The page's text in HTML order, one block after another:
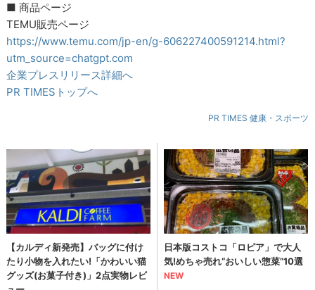
■ 商品ページ
TEMU販売ページ
https://www.temu.com/jp-en/g-606227400591214.html?
utm_source=chatgpt.com
企業プレスリリース詳細へ
PR TIMESトップへ
PR TIMES 健康・スポーツ